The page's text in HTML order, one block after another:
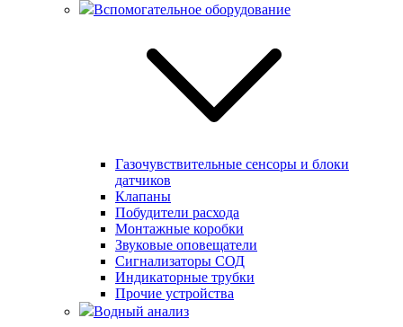
Вспомогательное оборудование
Газочувствительные сенсоры и блоки
датчиков
Клапаны
Побудители расхода
Монтажные коробки
Звуковые оповещатели
Сигнализаторы СОД
Индикаторные трубки
Прочие устройства
Водный анализ